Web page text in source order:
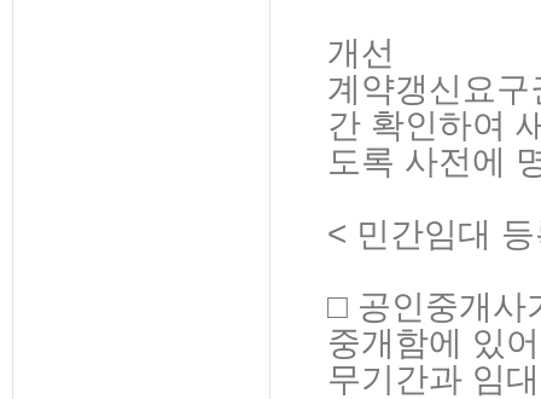
개선
계약갱신요
간 확인하여
도록 사전에
< 민간임대
□ 공인중개사
중개함에 있
무기간과 임